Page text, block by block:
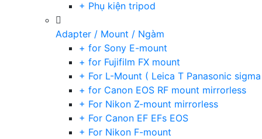
+ Phụ kiện tripod
Adapter / Mount / Ngàm
+ for Sony E-mount
+ for Fujifilm FX mount
+ For L-Mount ( Leica T Panasonic
+ for Canon EOS RF mount mirrorless
+ For Nikon Z-mount mirrorless
+ For Canon EF EFs EOS
+ For Nikon F-mount